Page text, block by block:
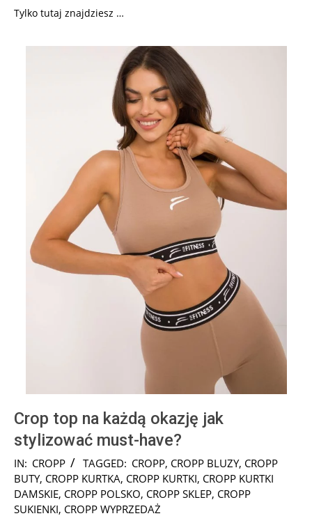
Tylko tutaj znajdziesz …
Crop top na każdą okazję jak
stylizować must-have?
2025-
01-
08
IN: CROPP TAGGED: CROPP, CROPP BLUZY, CROPP
BUTY, CROPP KURTKA, CROPP KURTKI, CROPP KURTKI
DAMSKIE, CROPP POLSKO, CROPP SKLEP, CROPP
SUKIENKI, CROPP WYPRZEDAŻ